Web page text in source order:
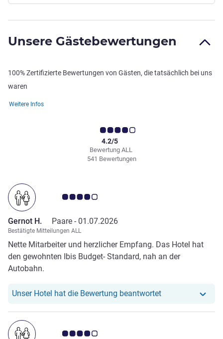
Unsere Gästebewertungen
100% Zertifizierte Bewertungen von Gästen, die tatsächlich bei uns
waren
Weitere Infos
Bewertung ALL
4.2/5
541 Bewertungen
Note Kundenmeinungen 4.0/5
Gernot H. Paare - 01.07.2026
Bestätigte Mitteilungen ALL
Nette Mitarbeiter und herzlicher Empfang. Das Hotel hat
den gewohnten Ibis Budget- Standard, nah an der
Autobahn.
Unser Hotel hat die Bewertung beantwortetUnser Hotel hat
Note Kundenmeinungen 4.0/5